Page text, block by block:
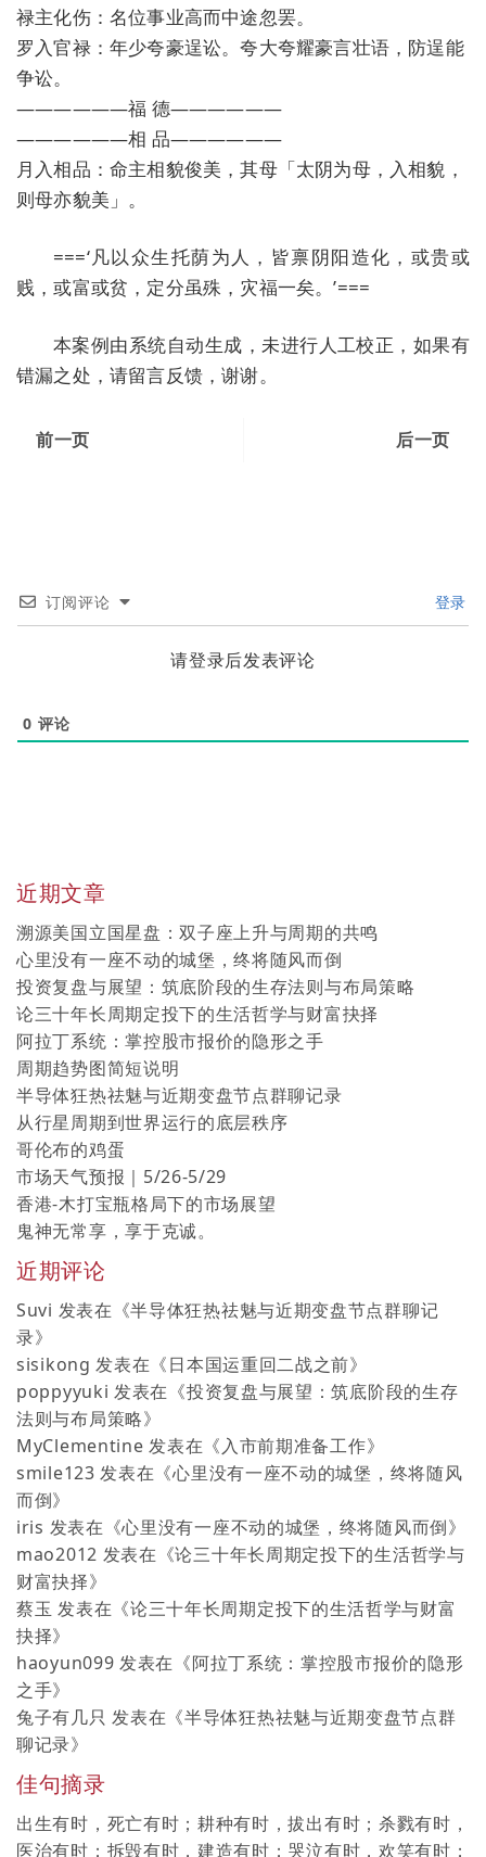
禄主化伤：名位事业高而中途忽罢。
罗入官禄：年少夸豪逞讼。夸大夸耀豪言壮语，防逞能
争讼。
——————福 德——————
——————相 品——————
月入相品：命主相貌俊美，其母「太阴为母，入相貌，
则母亦貌美」。
===‘凡以众生托荫为人，皆禀阴阳造化，或贵或
贱，或富或贫，定分虽殊，灾福一矣。’===
本案例由系统自动生成，未进行人工校正，如果有
错漏之处，请留言反馈，谢谢。
前一页 后一页
订阅评论 登录
请登录后发表评论
0 评论
近期文章
溯源美国立国星盘：双子座上升与周期的共鸣
心里没有一座不动的城堡，终将随风而倒
投资复盘与展望：筑底阶段的生存法则与布局策略
论三十年长周期定投下的生活哲学与财富抉择
阿拉丁系统：掌控股市报价的隐形之手
周期趋势图简短说明
半导体狂热祛魅与近期变盘节点群聊记录
从行星周期到世界运行的底层秩序
哥伦布的鸡蛋
市场天气预报｜5/26-5/29
香港-木打宝瓶格局下的市场展望
鬼神无常享，享于克诚。
近期评论
Suvi 发表在《半导体狂热祛魅与近期变盘节点群聊记
录》
sisikong 发表在《日本国运重回二战之前》
poppyyuki 发表在《投资复盘与展望：筑底阶段的生存
法则与布局策略》
MyClementine 发表在《入市前期准备工作》
smile123 发表在《心里没有一座不动的城堡，终将随风
而倒》
iris 发表在《心里没有一座不动的城堡，终将随风而倒》
mao2012 发表在《论三十年长周期定投下的生活哲学与
财富抉择》
蔡玉 发表在《论三十年长周期定投下的生活哲学与财富
抉择》
haoyun099 发表在《阿拉丁系统：掌控股市报价的隐形
之手》
兔子有几只 发表在《半导体狂热祛魅与近期变盘节点群
聊记录》
佳句摘录
出生有时，死亡有时；耕种有时，拔出有时；杀戮有时，
医治有时；拆毁有时，建造有时；哭泣有时，欢笑有时；